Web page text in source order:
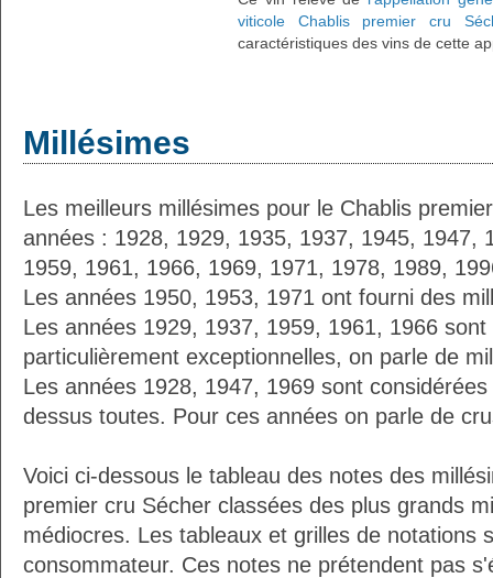
viticole Chablis premier cru
caractéristiques des vins de cette
Millésimes
Les meilleurs millésimes pour le Chablis
années : 1928, 1929, 1935, 1937, 1945, 1947,
1959, 1961, 1966, 1969, 1971, 1978, 1989,
Les années 1950, 1953, 1971 ont fourni des
Les années 1929, 1937, 1959, 1961, 1966
particulièrement exceptionnelles, on parle de
Les années 1928, 1947, 1969 sont
dessus toutes. Pour ces années on parle de
Voici ci-dessous le tableau des notes des
premier cru Sécher classées des plus grands
médiocres. Les tableaux et grilles de notations
consommateur. Ces notes ne prétendent pas